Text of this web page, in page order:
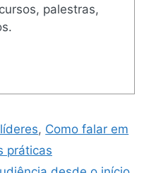
palestras,
, Como falar em
práticas